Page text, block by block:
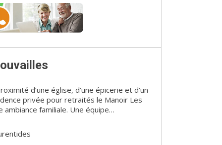
d’une église, d’une épicerie et d’un
privée pour retraités le Manoir Les
familiale. Une équipe
activités offertes et les tableaux
de vous familiariser avec la technologie.